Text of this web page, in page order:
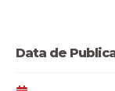
Data de